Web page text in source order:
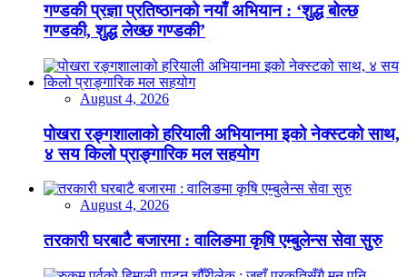
गण्डकी प्रज्ञा प्रतिष्ठानको नयाँ अभियान : ‘शुद्ध बोल्छ
गण्डकी, शुद्ध लेख्छ गण्डकी’
August 4, 2026
पोखरा रङ्गशालाको हरियाली अभियानमा इको नेक्स्टको साथ,
४ सय किलो प्राङ्गारिक मल सहयोग
August 4, 2026
तरकारी घरबाटै बजारमा : वालिङमा कृषि एम्बुलेन्स सेवा सुरु